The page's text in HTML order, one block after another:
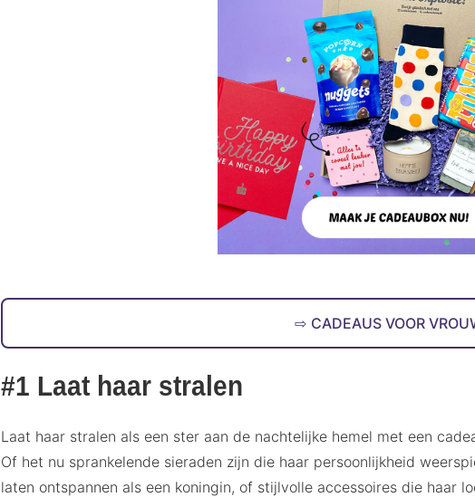
CADEAUS VOOR
#1 Laat haar stralen
Laat haar stralen als een ster aan de nachtelijke hemel met een
Of het nu sprankelende sieraden zijn die haar persoonlijkheid
laten ontspannen als een koningin, of stijlvolle accessoires die haar